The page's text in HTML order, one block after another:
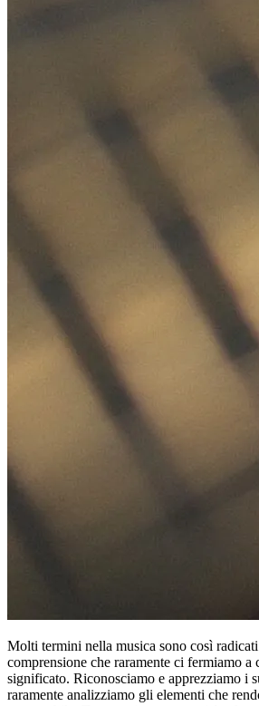
Molti termini nella musica sono così
comprensione che raramente ci fermiamo
significato. Riconosciamo e apprezziamo i
raramente analizziamo gli elementi che